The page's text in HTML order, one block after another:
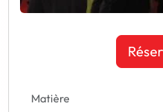
Matière